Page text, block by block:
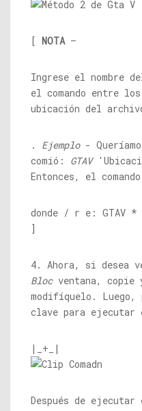
[ NOTA–
Ingrese el nombre
el comando entre
ubicación del
. Ejemplo-
comió: GTAV
Entonces, el
donde / r e: GTAV *
]
4. Ahora, si desea
Blocventana, copie
modifíquelo. Luego,
clave para ejecutar
|_+_|
Después de ejecutar